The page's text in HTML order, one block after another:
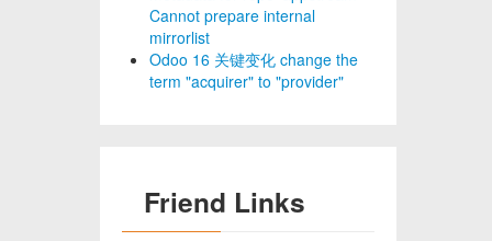
Cannot prepare internal
mirrorlist
Odoo 16 关键变化 change the
term "acquirer" to "provider"
Friend Links